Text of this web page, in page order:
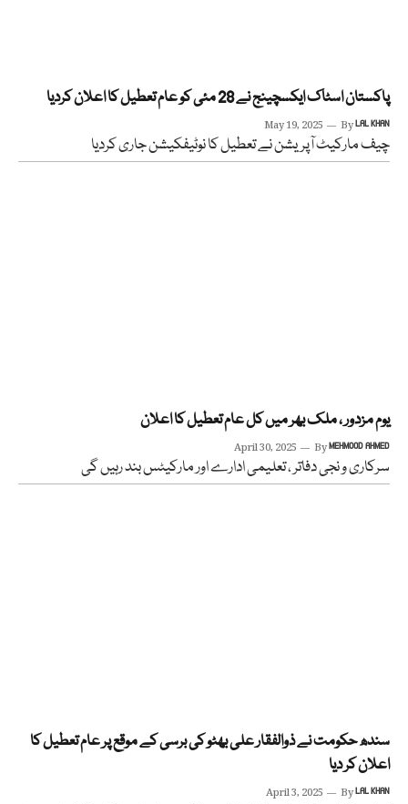
پاکستان اسٹاک ایکسچینج نے 28 مئی کو عام تعطیل کا اعلان کردیا
May 19, 2025 ByLAL KHAN
چیف مارکیٹ آپریشن نے تعطیل کا نوٹیفکیشن جاری کردیا
یوم مزدور ، ملک بھر میں کل عام تعطیل کا اعلان
April 30, 2025 ByMEHMOOD AHMED
سرکاری و نجی دفاتر ، تعلیمی ادارے اور مارکیٹس بند رہیں گی
سندھ حکومت نے ذوالفقار علی بھٹو کی برسی کے موقع پر عام تعطیل کا
اعلان کر دیا
April 3, 2025 ByLAL KHAN